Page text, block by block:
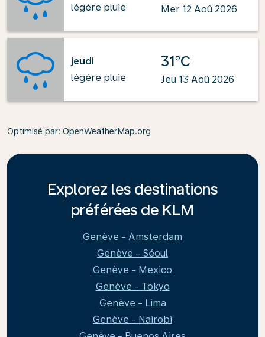
légère pluie
Mer 12 Aoû 2026
jeudi
légère pluie
31°C
Jeu 13 Aoû 2026
Optimisé par: OpenWeatherMap.org
Explorez les destinations
préférées de KLM
Genève - Amsterdam
Genève - Séoul
Genève - Mexico
Genève - Tokyo
Genève - Lima
Genève - Nairobi